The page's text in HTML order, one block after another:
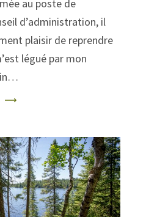
au poste de
d’administration, il
plaisir de reprendre
légué par mon